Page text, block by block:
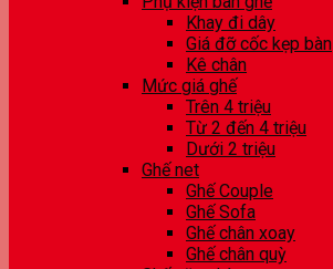
Khay đi dây
Giá đỡ cốc kẹp bàn
Kê chân
Mức giá ghế
Trên 4 triệu
Từ 2 đến 4 triệu
Dưới 2 triệu
Ghế net
Ghế Couple
Ghế Sofa
Ghế chân xoay
Ghế chân quỳ